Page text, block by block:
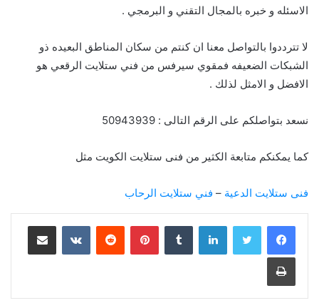
الاسئله و خبره بالمجال التقني و البرمجي .
لا تترددوا بالتواصل معنا ان كنتم من سكان المناطق البعيده ذو
الشبكات الضعيفه فمقوي سيرفس من فني ستلايت الرقعي هو
الافضل و الامثل لذلك .
نسعد بتواصلكم على الرقم التالى : 50943939
كما يمكنكم متابعة الكثير من فنى ستلايت الكويت مثل
فنى ستلايت الدعية – فني ستلايت الرحاب